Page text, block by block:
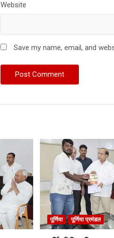
Website
Save my name, email, and
पूर्णिया पूर्णिया प्रमंडल